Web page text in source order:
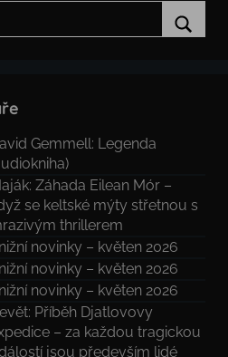
Gemmell: Legenda
Záhada Eilean Mór –
se keltské mýty střetnou s
thrillerem
novinky – květen 2026
novinky – květen 2026
novinky – květen 2026
Příběh Djatlovovy
– za každou tragickou
jsou především lidé